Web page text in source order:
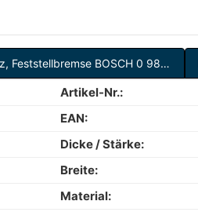
Bremsbackensatz, Feststellbremse BOSCH 0 986 487 726
Artikel-Nr.:
EAN:
Dicke / Stärke:
Breite:
Material: